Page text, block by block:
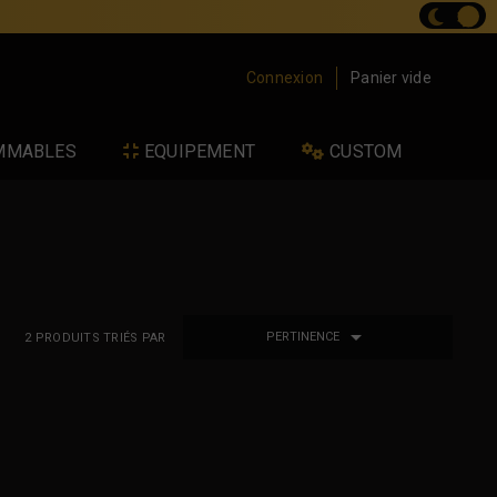
Connexion Panier vide
EQUIPEMENT CUSTOM
2 PRODUITS TRIÉS PAR PERTINENCE 